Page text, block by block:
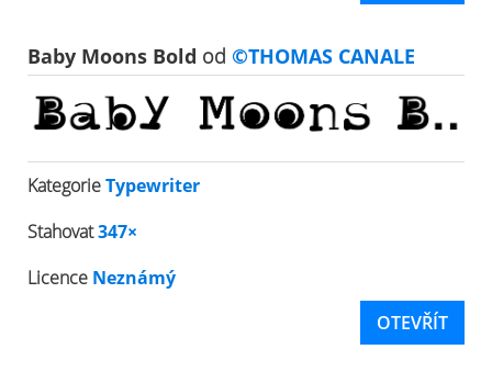
Baby Moons Bold od ©THOMAS CANALE
KategorieTypewriter
Stahovat347×
Licence Neznámý
OTEVŘÍT